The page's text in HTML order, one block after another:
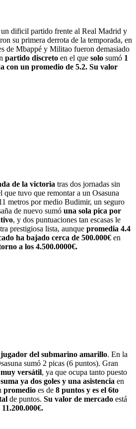
dificil partido frente al Real Madrid y
su primera derrota de la temporada, en
de Mbappé y Militao fueron demasiado
partido discreto en el que solo sumó 1
con un promedio de 5.2. Su valor
de la victoria tras dos jornadas sin
que tuvo que remontar a un Osasuna
metros por medio Budimir, un seguro
de nuevo sumó una sola pica por
, y dos puntuaciones tan escasas le
prestigiosa lista, aunque promedia 4.4
ha bajado cerca de 500.000€ en
a los 4.500.0000€.
del submarino amarillo. En la
sumó 2 picas (6 puntos). Gran
versátil, ya que ocupa tanto puesto
suma ya dos goles y una asistencia en
promedio es de 8 puntos y es el 6to
de puntos. Su valor de mercado está
11.200.000€.